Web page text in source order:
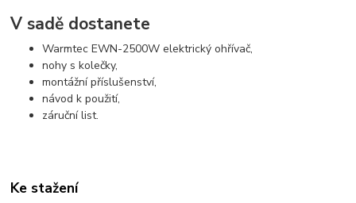
V sadě dostanete
Warmtec EWN-2500W elektrický ohřívač,
nohy s kolečky,
montážní příslušenství,
návod k použití,
záruční list.
Ke stažení